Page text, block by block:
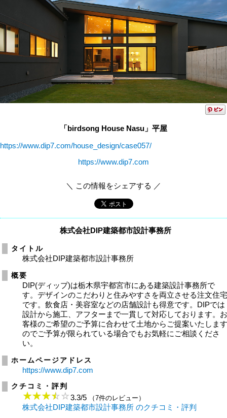
「birdsong House Nasu」平屋
https://www.dip7.com/house_design/case057/
https://www.dip7.com
＼ この情報をシェアする ／
株式会社DIP建築都市設計事務所
タイトル
株式会社DIP建築都市設計事務所
概要
DIP(ディップ)は栃木県宇都宮市にある建築設計事務所で
す。デザインのこだわりと住みやすさを両立させる注文住
です。飲食店・美容室などの店舗設計も得意です。DIPでは
設計から施工、アフターまで一貫して対応しております。
客様のご希望のご予算に合わせて土地からご提案いたしま
のでご予算が限られている場合でもお気軽にご相談くださ
い。
ホームページアドレス
https://www.dip7.com
クチコミ・評判
3.3/5 （7件のレビュー）
株式会社DIP建築都市設計事務所 のクチコミ・評判